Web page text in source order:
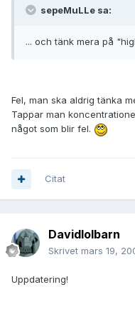
sepeMuLLe sa:
... och tänk mera på
Fel, man ska aldrig tänka
Tappar man
något som blir fel.
Citat
Davidlolbarn
Skrivet mars 19,
Uppdatering!